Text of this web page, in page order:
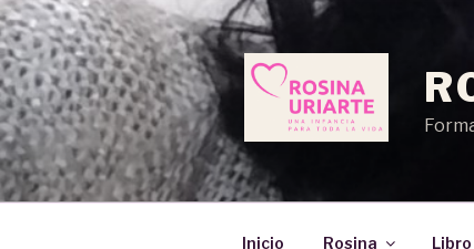
Saltar
al
contenido
Inicio Rosina Libro